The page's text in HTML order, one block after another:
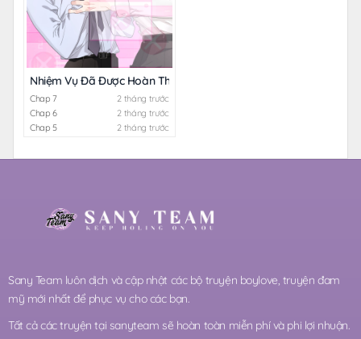
Nhiệm Vụ Đã Được Hoàn Thành Rồi Mà?
Chap 7
2 tháng trước
Chap 6
2 tháng trước
Chap 5
2 tháng trước
Sany Team luôn dịch và cập nhật các bộ truyện boylove, truyện đam
mỹ mới nhất để phục vụ cho các bạn.
Tất cả các truyện tại sanyteam sẽ hoàn toàn miễn phí và phi lợi nhuận.